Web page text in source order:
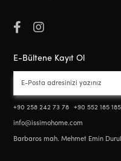
E-Bültene Kayıt Ol
+90 258 242 73 78 +90 552 185
info@issimohome.com
Barbaros mah. Mehmet Emin